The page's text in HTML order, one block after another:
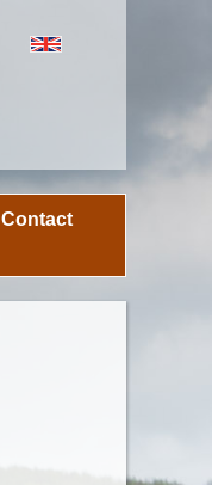
Contact